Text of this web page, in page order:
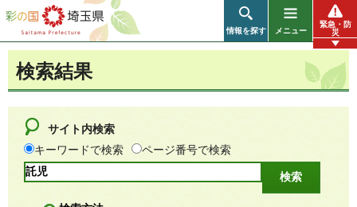
彩の国 埼玉県
情報を探す メニュー
緊急・防
災
検索結果
サイト内検索
キーワードで検索
ページ番号で検索